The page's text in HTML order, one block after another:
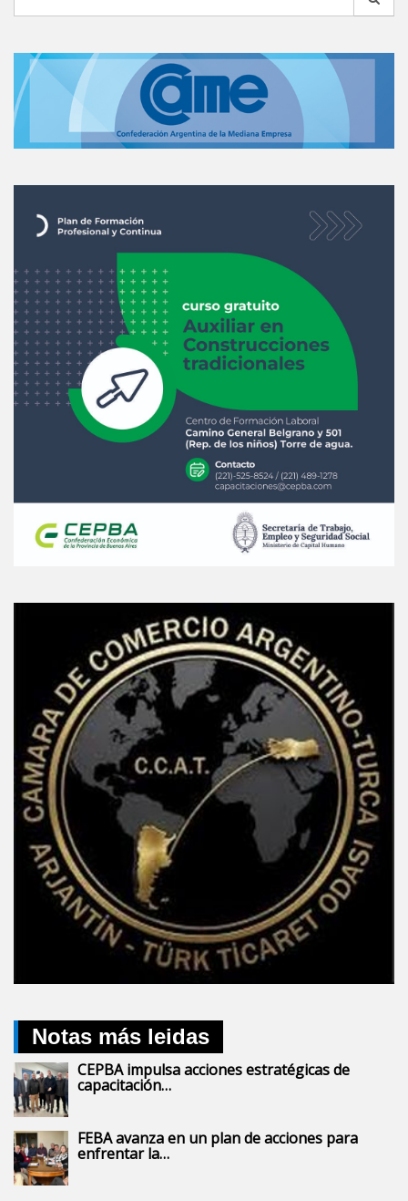
Notas más leidas
CEPBA impulsa acciones estratégicas de
capacitación…
FEBA avanza en un plan de acciones para
enfrentar la…